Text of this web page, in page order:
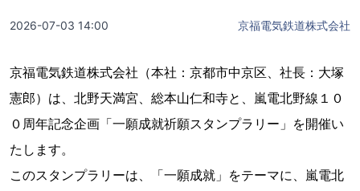
2026-07-03 14:00 京福電気鉄道株式会社
京福電気鉄道株式会社（本社：京都市中京区、社長：大塚
憲郎）は、北野天満宮、総本山仁和寺と、嵐電北野線１０
０周年記念企画「一願成就祈願スタンプラリー」を開催い
たします。
このスタンプラリーは、「一願成就」をテーマに、嵐電北